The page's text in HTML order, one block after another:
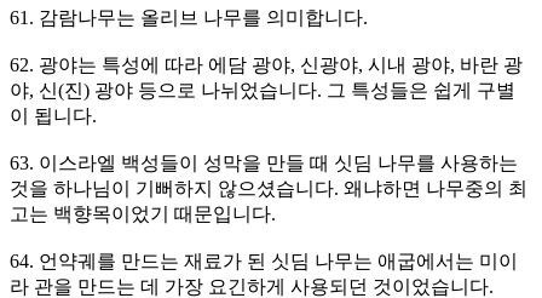
61. 감람나무는 올리브 나무를 의미합니다.
62. 광야는 특성에 따라 에담 광야, 신광야, 시내 광야, 바란 광
야, 신(진) 광야 등으로 나뉘었습니다. 그 특성들은 쉽게 구별
이 됩니다.
63. 이스라엘 백성들이 성막을 만들 때 싯딤 나무를 사용하는
것을 하나님이 기뻐하지 않으셨습니다. 왜냐하면 나무중의 최
고는 백향목이었기 때문입니다.
64. 언약궤를 만드는 재료가 된 싯딤 나무는 애굽에서는 미이
라 관을 만드는 데 가장 요긴하게 사용되던 것이었습니다.